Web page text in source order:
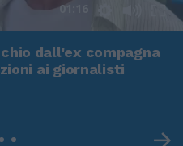
01:16
dall'ex compagna
ai giornalisti